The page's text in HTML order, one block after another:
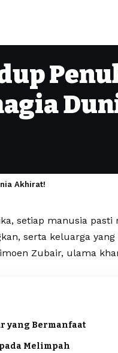
Akhirat!
setiap manusia pasti
serta keluarga yang
Zubair, ulama
yang Bermanfaat
Melimpah